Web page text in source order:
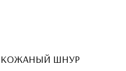
КОЖАНЫЙ ШНУР